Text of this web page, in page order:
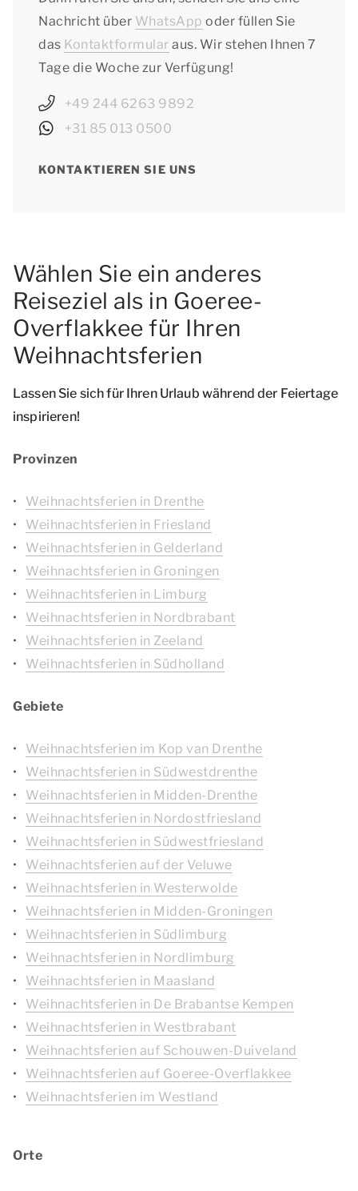
Nachricht über WhatsApp oder füllen Sie
das Kontaktformular aus. Wir stehen Ihnen 7
Tage die Woche zur Verfügung!
+49 244 6263 9892
+31 85 013 0500
KONTAKTIEREN SIE UNS
Wählen Sie ein anderes
Reiseziel als in Goeree-
Overflakkee für Ihren
Weihnachtsferien
Lassen Sie sich für Ihren Urlaub während der Feiertage
inspirieren!
Provinzen
Weihnachtsferien in Drenthe
Weihnachtsferien in Friesland
Weihnachtsferien in Gelderland
Weihnachtsferien in Groningen
Weihnachtsferien in Limburg
Weihnachtsferien in Nordbrabant
Weihnachtsferien in Zeeland
Weihnachtsferien in Südholland
Gebiete
Weihnachtsferien im Kop van Drenthe
Weihnachtsferien in Südwestdrenthe
Weihnachtsferien in Midden-Drenthe
Weihnachtsferien in Nordostfriesland
Weihnachtsferien in Südwestfriesland
Weihnachtsferien auf der Veluwe
Weihnachtsferien in Westerwolde
Weihnachtsferien in Midden-Groningen
Weihnachtsferien in Südlimburg
Weihnachtsferien in Nordlimburg
Weihnachtsferien in Maasland
Weihnachtsferien in De Brabantse Kempen
Weihnachtsferien in Westbrabant
Weihnachtsferien auf Schouwen-Duiveland
Weihnachtsferien auf Goeree-Overflakkee
Weihnachtsferien im Westland
Orte